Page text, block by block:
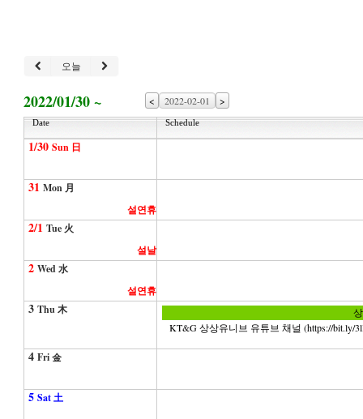
오늘
2022/01/30 ~ < >
Date Schedule
1/30 Sun 日
31 Mon 月
설연휴
2/1 Tue 火
설날
2 Wed 水
설연휴
3 Thu 木
KT&G 상상유니브 유튜브 채널 (https://bit.ly/
4 Fri 金
5 Sat 土